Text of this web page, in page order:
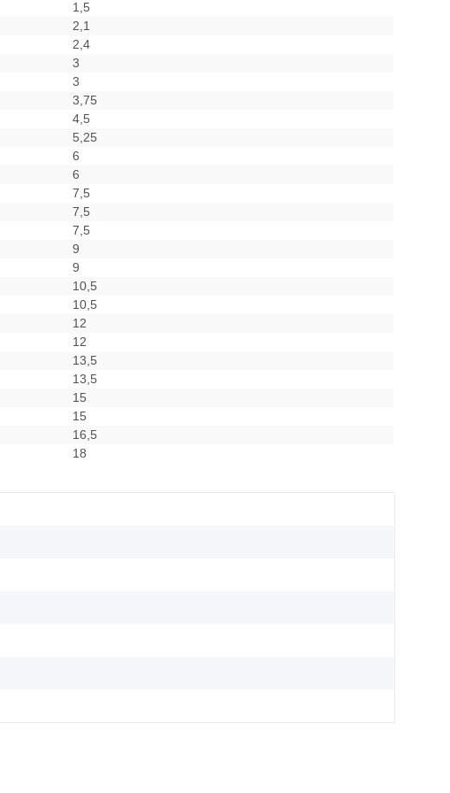
1,5
2,1
2,4
3
3
3,75
4,5
5,25
6
6
7,5
7,5
7,5
9
9
10,5
10,5
12
12
13,5
13,5
15
15
16,5
18